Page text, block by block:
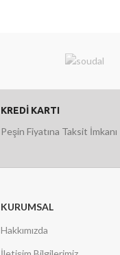
KREDİ KARTI
Peşin Fiyatına Taksit İmkanı
KURUMSAL
Hakkımızda